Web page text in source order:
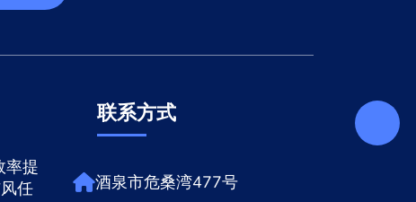
率提
任
联系方式
酒泉市危桑湾477号